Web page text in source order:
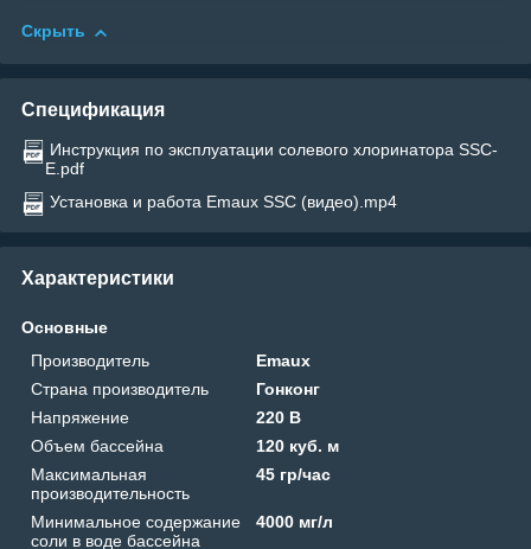
Скрыть
Спецификация
Инструкция по эксплуатации солевого хлоринатора SSC-
E.pdf
Установка и работа Emaux SSC (видео).mp4
Характеристики
Основные
Производитель
Emaux
Страна производитель
Гонконг
Напряжение
220 В
Объем бассейна
120 куб. м
Максимальная
производительность
45 гр/час
Минимальное содержание
соли в воде бассейна
4000 мг/л